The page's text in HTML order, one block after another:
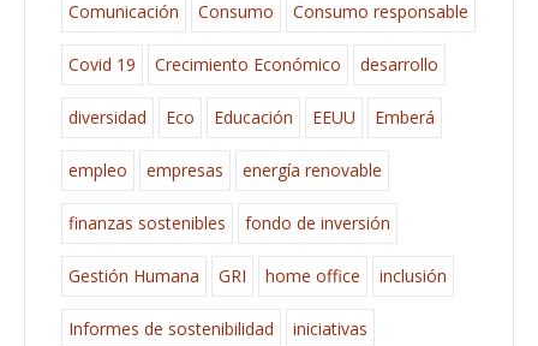
Comunicación Consumo Consumo responsable
Covid 19 Crecimiento Económico desarrollo
diversidad Eco Educación EEUU Emberá
empleo empresas energía renovable
finanzas sostenibles fondo de inversión
Gestión Humana GRI home office inclusión
Informes de sostenibilidad iniciativas